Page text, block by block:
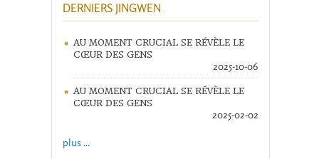
DERNIERS JINGWEN
AU MOMENT CRUCIAL SE RÉVÈLE LE
CŒUR DES GENS
2025-10-06
AU MOMENT CRUCIAL SE RÉVÈLE LE
CŒUR DES GENS
2025-02-02
plus ...